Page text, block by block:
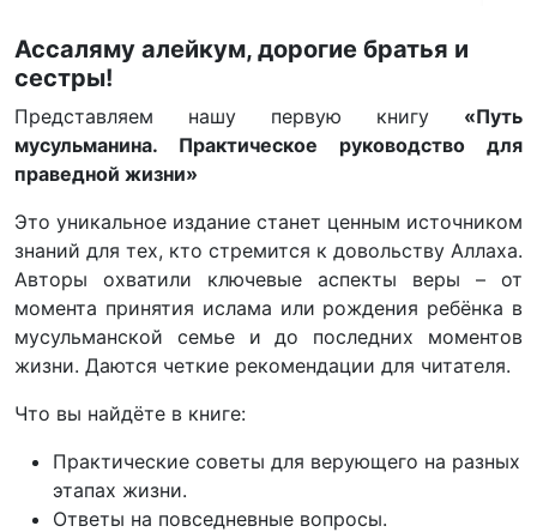
Ассаляму алейкум, дорогие братья и
сестры!
Представляем нашу первую книгу «Путь
мусульманина. Практическое руководство для
праведной жизни»
Это уникальное издание станет ценным источником
знаний для тех, кто стремится к довольству Аллаха.
Авторы охватили ключевые аспекты веры – от
момента принятия ислама или рождения ребёнка в
мусульманской семье и до последних моментов
жизни. Даются четкие рекомендации для читателя.
Что вы найдёте в книге:
Практические советы для верующего на разных
этапах жизни.
Ответы на повседневные вопросы.